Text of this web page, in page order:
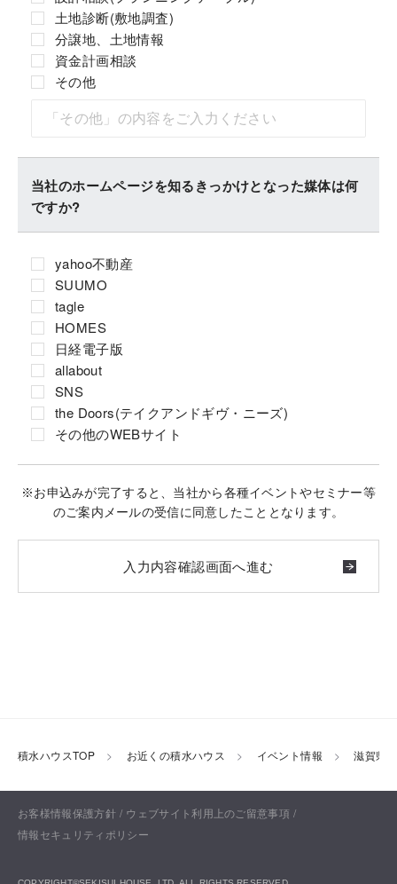
お問い合わせ ENGLISH
土地診断(敷地調査)
分譲地、土地情報
資金計画相談
その他
当社のホームページを知るきっかけとなった媒体は何
ですか?
yahoo不動産
SUUMO
tagle
HOMES
日経電子版
allabout
SNS
the Doors(テイクアンドギヴ・ニーズ)
その他のWEBサイト
※お申込みが完了すると、当社から各種イベントやセミナー等
のご案内メールの受信に同意したこととなります。
積水ハウスTOP お近くの積水ハウス イベント情報 滋賀県
お客様情報保護方針
ウェブサイト利用上のご留意事項
情報セキュリティポリシー